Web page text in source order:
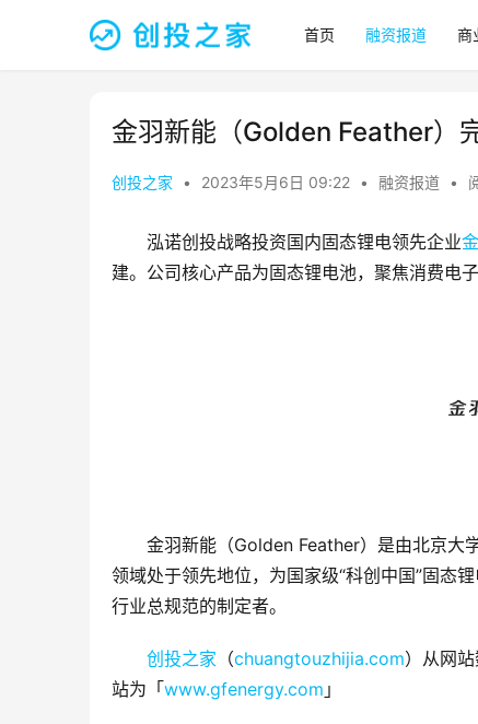
首页 融资报道 商
金羽新能（Golden Feather）
创投之家 • 2023年5月6日 09:22 • 融资报道 •
泓诺创投战略投资国内固态锂电领先企业
建。公司核心产品为固态锂电池，聚焦消费电
金羽新能（Golden Feather）是由北京大
领域处于领先地位，为国家级“科创中国”固态
行业总规范的制定者。
创投之家 （chuangtouzhijia.com）从网
站为「www.gfenergy.com 」